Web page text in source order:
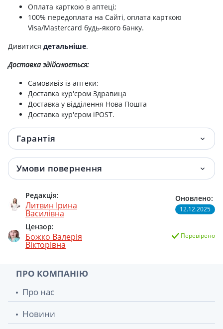
Оплата карткою в аптеці;
100% передоплата на Сайті, оплата карткою
Visa/Mastercard будь-якого банку.
Дивитися детальніше.
Доставка здійснюється:
Самовивіз із аптеки;
Доставка кур'єром Здравица
Доставка у відділення Нова Пошта
Доставка кур'єром iPOST.
Гарантія
Умови повернення
Редакція:
Литвин Ірина
Василівна
Цензор:
Божко Валерія
Вікторівна
Оновлено:
12.12.2025
Перевірено
ПРО КОМПАНІЮ
Про нас
Новини